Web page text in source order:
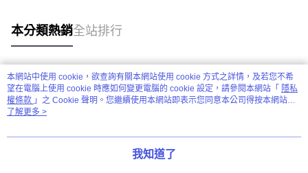
本分類熱銷全站排行
熱門標籤
本網站中使用 cookie，欲查詢有關本網站使用 cookie 方式之詳情，及若您不希
望在電腦上使用 cookie 時應如何變更電腦的 cookie 設定，請參閱本網站「 隱私
權條款 」之 Cookie 聲明。您繼續使用本網站即表示您同意本公司得按本網站使
用條款之 Cookie 聲明使用 cookie。
了解更多 >
我知道了